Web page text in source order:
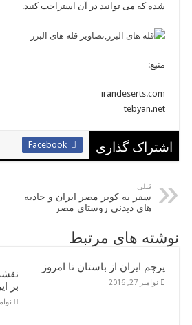
شده که می توانید در آن استراحت کنید.
منبع:
irandeserts.com
tebyan.net
اشتراک گذاری Facebook
قبلی
سفر به کویر مصر ایران و جاذبه
های دیدنی روستای مصر
نوشته های مرتبط
پرچم ایران از باستان تا امروز
نوامبر 27, 2016
بر
نوامبر